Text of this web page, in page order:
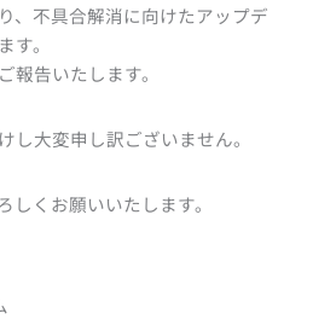
、不具合解消に向けたアップデ
。
報告いたします。
し大変申し訳ございません。
しくお願いいたします。